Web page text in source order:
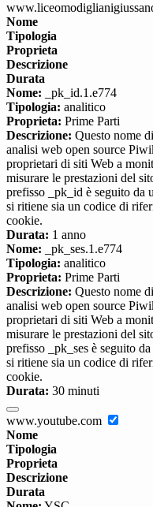
Nome
Tipologia
Proprieta
Descrizione
Durata
Nome: _pk_id.1.e774
Tipologia: analitico
Proprieta: Prime Parti
Descrizione: Questo nome
analisi web open source
proprietari di siti Web a
misurare le prestazioni del
prefisso _pk_id è seguito da
si ritiene sia un codice di
cookie.
Durata: 1 anno
Nome: _pk_ses.1.e774
Tipologia: analitico
Proprieta: Prime Parti
Descrizione: Questo nome
analisi web open source
proprietari di siti Web a
misurare le prestazioni del
prefisso _pk_ses è seguito
si ritiene sia un codice di
cookie.
Durata: 30 minuti
www.youtube.com
Nome
Tipologia
Proprieta
Descrizione
Durata